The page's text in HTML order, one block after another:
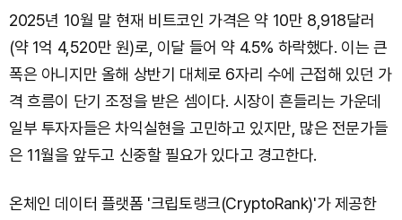
2025년 10월 말 현재 비트코인 가격은 약 10만 8,918달러
(약 1억 4,520만 원)로, 이달 들어 약 4.5% 하락했다. 이는 큰
폭은 아니지만 올해 상반기 대체로 6자리 수에 근접해 있던 가
격 흐름이 단기 조정을 받은 셈이다. 시장이 흔들리는 가운데
일부 투자자들은 차익실현을 고민하고 있지만, 많은 전문가들
은 11월을 앞두고 신중할 필요가 있다고 경고한다.
온체인 데이터 플랫폼 '크립토랭크(CryptoRank)'가 제공한